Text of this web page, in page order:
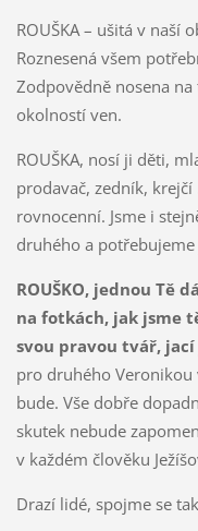
ROUŠKA – ušitá v naší
Roznesená všem
Zodpovědně nosena
okolností ven.
ROUŠKA, nosí ji děti,
prodavač, zedník,
rovnocenní. Jsme i
druhého a
ROUŠKO, jednou Tě
na fotkách, jak jsme
svou pravou tvář,
pro druhého Veronikou
bude. Vše dobře
skutek nebude
v každém člověku
Drazí lidé, spojme se